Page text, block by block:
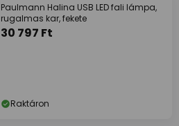
Paulmann Halina USB LED fali lámpa,
rugalmas kar, fekete
30 797 Ft
Raktáron